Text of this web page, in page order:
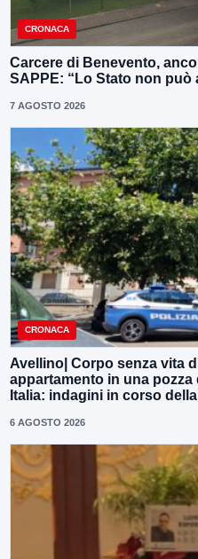
CRONACA
Carcere di Benevento,
SAPPE: “Lo Stato non può
7 AGOSTO 2026
CRONACA
Avellino| Corpo senza vita
appartamento in una
Italia: indagini in corso
6 AGOSTO 2026